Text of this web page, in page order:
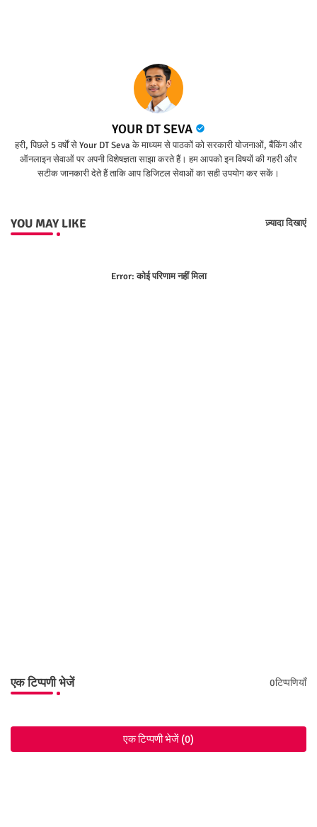
YOUR DT SEVA
हरी, पिछले 5 वर्षों से Your DT Seva के माध्यम से पाठकों को सरकारी योजनाओं, बैंकिंग और
ऑनलाइन सेवाओं पर अपनी विशेषज्ञता साझा करते हैं। हम आपको इन विषयों की गहरी और
सटीक जानकारी देते हैं ताकि आप डिजिटल सेवाओं का सही उपयोग कर सकें।
YOU MAY LIKE ज़्यादा दिखाएं
Error:कोई परिणाम नहीं मिला
एक टिप्पणी भेजें 0टिप्पणियाँ
एक टिप्पणी भेजें (0)